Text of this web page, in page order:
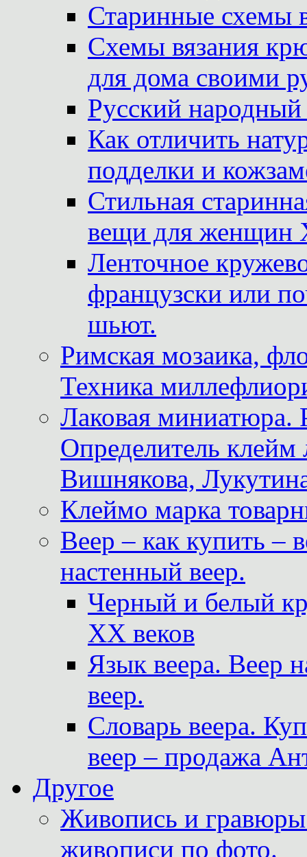
Старинные схемы
Схемы вязания
для дома своими
Русский
Как отличить
подделки и
Стильная
вещи для женщин
Ленточное
французски или
шьют.
Римская мозаика,
Техника
Лаковая миниатюра.
Определитель
Вишнякова,
Клеймо марка
Веер – как купить –
настенный веер.
Черный и белый
XX веков
Язык веера. Веер
веер.
Словарь веера.
веер – продажа
Другое
Живопись и
живописи по фото.